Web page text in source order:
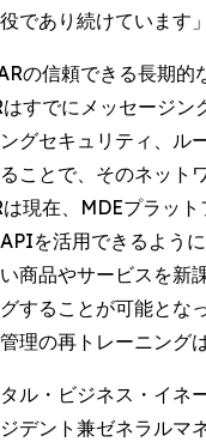
であり続けています」
の信頼できる長期的
すでにメッセージン
グセキュリティ、ル
ことで、そのネット
現在、MDEプラッ
を活用できるよう
商品やサービスを新
することが可能とな
理の再トレーニング
ル・ビジネス・イネ
デント兼ゼネラルマ